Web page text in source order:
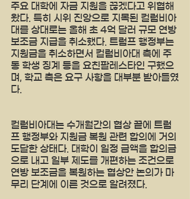
주요 대학에 자금 지원을 끊겠다고 위협해
왔다. 특히 시위 진앙으로 지목된 컬럼비아
대를 상대로는 올해 초 4억 달러 규모 연방
보조금 지급을 취소했다. 트럼프 행정부는
지원금을 취소하면서 컬럼비아대 측에 주
동 학생 징계 등을 요친팔레스타인 구했으
며, 학교 측은 요구 사항을 대부분 받아들였
다.
컬럼비아대는 수개월간의 협상 끝에 트럼
프 행정부와 지원금 복원 관련 합의에 거의
도달한 상태다. 대학이 일정 금액을 합의금
으로 내고 일부 제도를 개편하는 조건으로
연방 보조금을 복원하는 협상안 논의가 마
무리 단계에 이른 것으로 알려졌다.